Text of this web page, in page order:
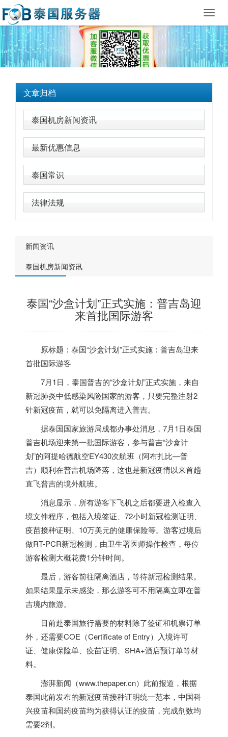
文章归档
泰国机房新闻资讯
最新优惠信息
泰国常识
法律法规
新闻资讯
泰国机房新闻资讯
泰国“沙盒计划”正式实施：普吉岛迎
来首批国际游客
原标题： 泰国“沙盒计划”正式实施：普吉岛迎来
首批国际游客
7月1日， 泰国普吉的“沙盒计划”正式实施，来自
新冠肺炎中低感染风险国家的游客，只要完整注射2
针新冠疫苗，就可以免隔离进入普吉。
据泰国国家旅游局成都办事处消息，7月1日泰国
普吉机场迎来第一批国际游客，参与普吉“沙盒计
划”的阿提哈德航空EY430次航班（阿布扎比—普
吉）顺利在普吉机场降落，这也是新冠疫情以来首趟
直飞普吉的境外航班。
消息显示，所有游客下飞机之后都要进入检查入
境文件程序，包括入境签证、72小时新冠检测证明、
疫苗接种证明、10万美元的健康保险等。游客过境后
做RT-PCR新冠检测，由卫生署医师操作检查，每位
游客检测大概花费1分钟时间。
最后，游客前往隔离酒店，等待新冠检测结果。
如果结果显示未感染，那么游客可不用隔离立即在普
吉境内旅游。
目前赴泰国旅行需要的材料除了签证和机票订单
外，还需要COE（Certificate of Entry）入境许可
证、健康保险单、疫苗证明、SHA+酒店预订单等材
料。
澎湃新闻（www.thepaper.cn）此前报道，根据
泰国此前发布的新冠疫苗接种证明统一范本，中国科
兴疫苗和国药疫苗均为获得认证的疫苗，完成剂数均
需要2剂。